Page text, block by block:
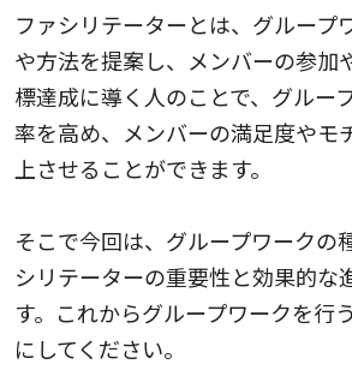
ファシリテーターとは、グループ
や方法を提案し、メンバーの参加
標達成に導く人のことで、グルー
率を高め、メンバーの満足度やモ
上させることができます。
そこで今回は、グループワークの
シリテーターの重要性と効果的な
す。これからグループワークを行
にしてください。